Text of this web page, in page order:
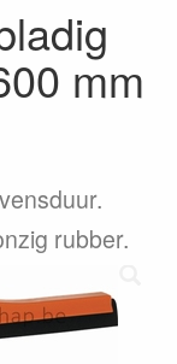
mm
rubber.